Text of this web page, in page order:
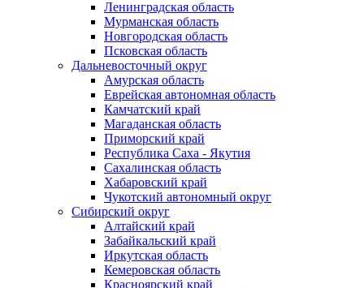
Ленинградская область
Мурманская область
Новгородская область
Псковская область
Дальневосточный округ
Амурская область
Еврейская автономная область
Камчатский край
Магаданская область
Приморский край
Республика Саха - Якутия
Сахалинская область
Хабаровский край
Чукотский автономный округ
Сибирский округ
Алтайский край
Забайкальский край
Иркутская область
Кемеровская область
Красноярский край